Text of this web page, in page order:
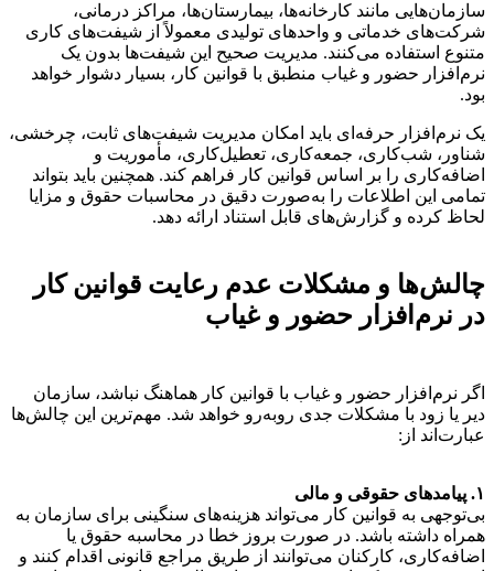
سازمان‌هایی مانند کارخانه‌ها، بیمارستان‌ها، مراکز درمانی،
شرکت‌های خدماتی و واحدهای تولیدی معمولاً از شیفت‌های کاری
متنوع استفاده می‌کنند. مدیریت صحیح این شیفت‌ها بدون یک
نرم‌افزار حضور و غیاب منطبق با قوانین کار، بسیار دشوار خواهد
بود.
یک نرم‌افزار حرفه‌ای باید امکان مدیریت شیفت‌های ثابت، چرخشی،
شناور، شب‌کاری، جمعه‌کاری، تعطیل‌کاری، مأموریت و
اضافه‌کاری را بر اساس قوانین کار فراهم کند. همچنین باید بتواند
تمامی این اطلاعات را به‌صورت دقیق در محاسبات حقوق و مزایا
لحاظ کرده و گزارش‌های قابل استناد ارائه دهد.
چالش‌ها و مشکلات عدم رعایت قوانین کار
در نرم‌افزار حضور و غیاب
اگر نرم‌افزار حضور و غیاب با قوانین کار هماهنگ نباشد، سازمان
دیر یا زود با مشکلات جدی روبه‌رو خواهد شد. مهم‌ترین این چالش‌ها
عبارت‌اند از:
۱. پیامدهای حقوقی و مالی
بی‌توجهی به قوانین کار می‌تواند هزینه‌های سنگینی برای سازمان به
همراه داشته باشد. در صورت بروز خطا در محاسبه حقوق یا
اضافه‌کاری، کارکنان می‌توانند از طریق مراجع قانونی اقدام کنند و